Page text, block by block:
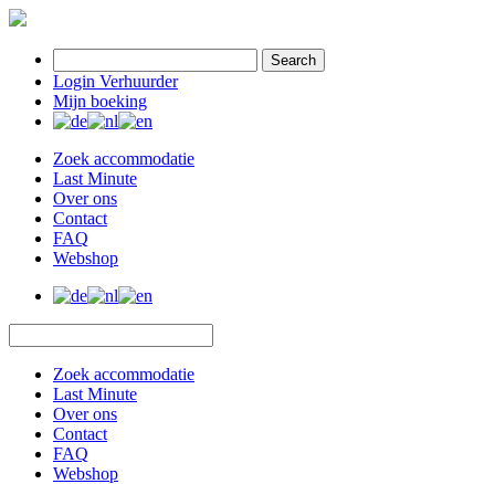
Search
Login Verhuurder
Mijn boeking
Zoek accommodatie
Last Minute
Over ons
Contact
FAQ
Webshop
Zoek accommodatie
Last Minute
Over ons
Contact
FAQ
Webshop